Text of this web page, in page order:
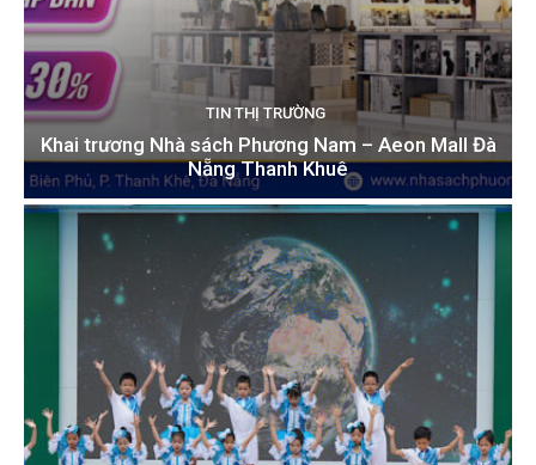
TIN THỊ TRƯỜNG
Khai trương Nhà sách Phương Nam – Aeon Mall Đà
Nẵng Thanh Khuê